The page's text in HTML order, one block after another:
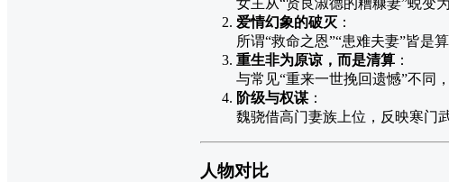
爱情幻象的破灭 ：
所谓“救命之恩”“患难夫妻”皆是
重生非为原谅，而是清算 ：
与常见“重来一世挽回遗憾”不同
阶级与权谋：
魏骁借高门妻族上位，反映寒门
人物对比